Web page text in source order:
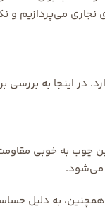
می‌پردازیم و
در اینجا به
به خوبی
می‌شود.
به دلیل